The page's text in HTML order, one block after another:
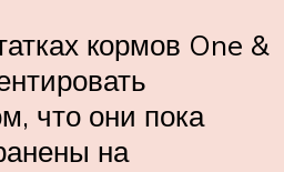
кормов One &
что они пока
на